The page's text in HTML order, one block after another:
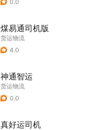
0.0
煤易通司机版
货运物流
4.0
神通智运
货运物流
0.0
真好运司机